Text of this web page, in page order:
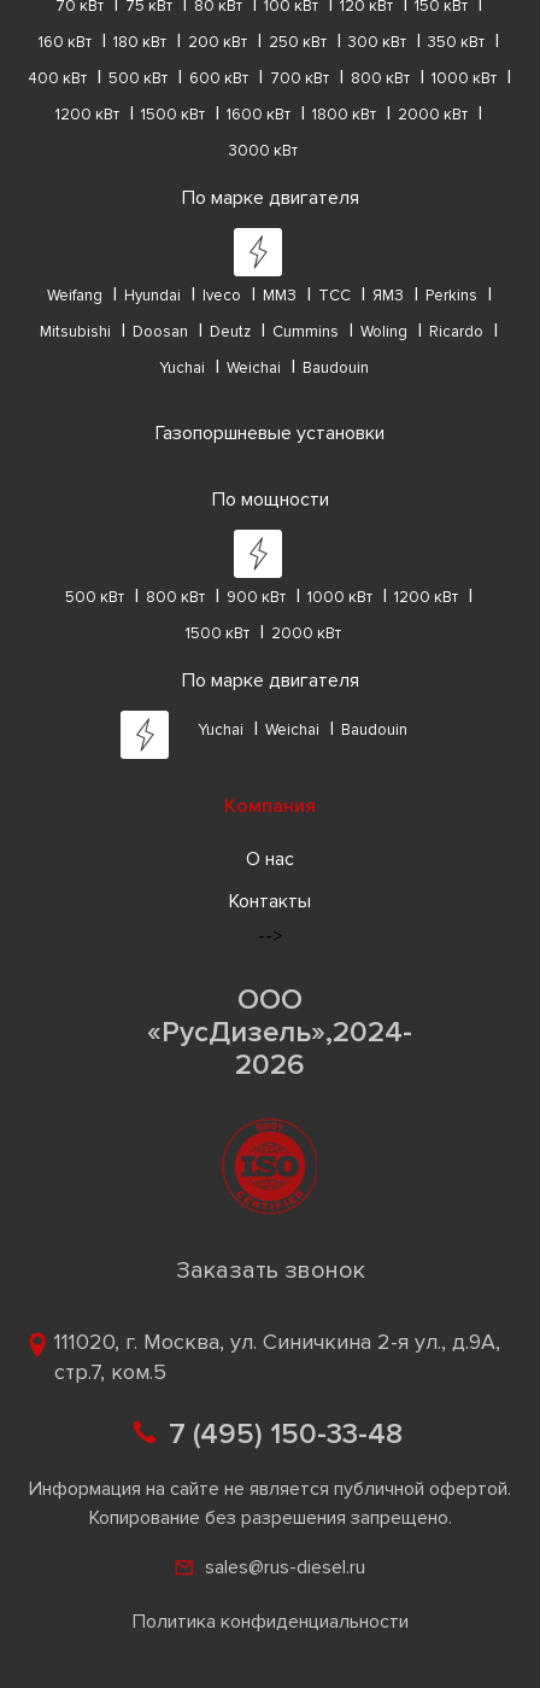
70 кВт
75 кВт 80 кВт 100 кВт 120 кВт
150 кВт
160 кВт
180 кВт 200 кВт 250 кВт 300 кВт
350 кВт
400 кВт
500 кВт 600 кВт 700 кВт 800 кВт
1000 кВт
1200 кВт
1500 кВт 1600 кВт 1800 кВт
2000 кВт
3000 кВт
По марке двигателя
Weifang Hyundai Iveco ММЗ ТСС ЯМЗ
Perkins
Mitsubishi
Doosan Deutz Cummins Woling
Ricardo
Yuchai
Weichai Baudouin
Газопоршневые установки
По мощности
500 кВт 800 кВт 900 кВт 1000 кВт
1200 кВт
1500 кВт
2000 кВт
По марке двигателя
Yuchai Weichai Baudouin
Компания
О нас
Контакты
-->
ООО
«РусДизель»,2024-
2026
Заказать звонок
111020, г. Москва, ул. Синичкина 2-я ул., д.9А,
стр.7, ком.5
7 (495) 150-33-48
Информация на сайте не является публичной офертой.
Копирование без разрешения запрещено.
sales@rus-diesel.ru
Политика конфиденциальности